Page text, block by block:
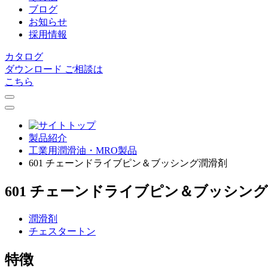
ブログ
お知らせ
採用情報
カタログ
ダウンロード ご相談は
こちら
製品紹介
⼯業⽤潤滑油・MRO製品
601 チェーンドライブピン＆ブッシング潤滑剤
601 チェーンドライブピン＆ブッシン
潤滑剤
チェスタートン
特徴